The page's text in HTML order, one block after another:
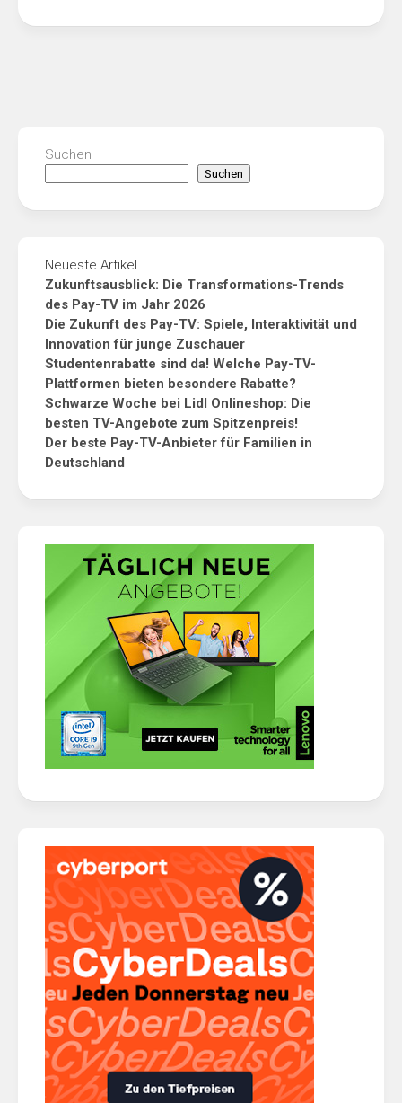
Suchen
Suchen
Neueste Artikel
Zukunftsausblick: Die Transformations-Trends
des Pay-TV im Jahr 2026
Die Zukunft des Pay-TV: Spiele, Interaktivität und
Innovation für junge Zuschauer
Studentenrabatte sind da! Welche Pay-TV-
Plattformen bieten besondere Rabatte?
Schwarze Woche bei Lidl Onlineshop: Die
besten TV-Angebote zum Spitzenpreis!
Der beste Pay-TV-Anbieter für Familien in
Deutschland